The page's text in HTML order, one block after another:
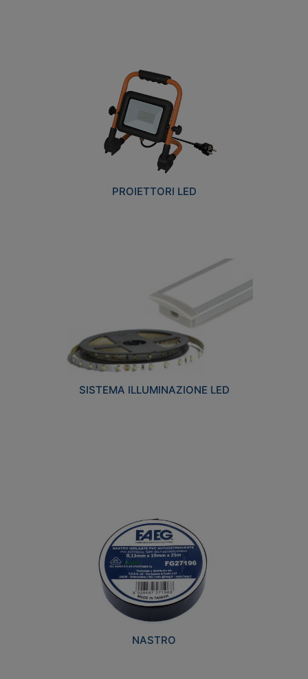
PROIETTORI LED
SISTEMA ILLUMINAZIONE LED
NASTRO